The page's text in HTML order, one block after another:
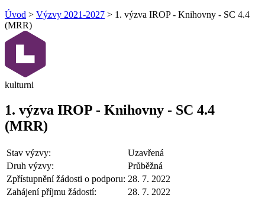
Úvod > Výzvy 2021-2027 > 1. výzva IROP - Knihovny - SC 4.4
(MRR)
kulturni
1. výzva IROP - Knihovny - SC 4.4
(MRR)
Stav výzvy:
Uzavřená
Druh výzvy:
Průběžná
Zpřístupnění žádosti o podporu: 28. 7. 2022
Zahájení příjmu žádostí:
28. 7. 2022